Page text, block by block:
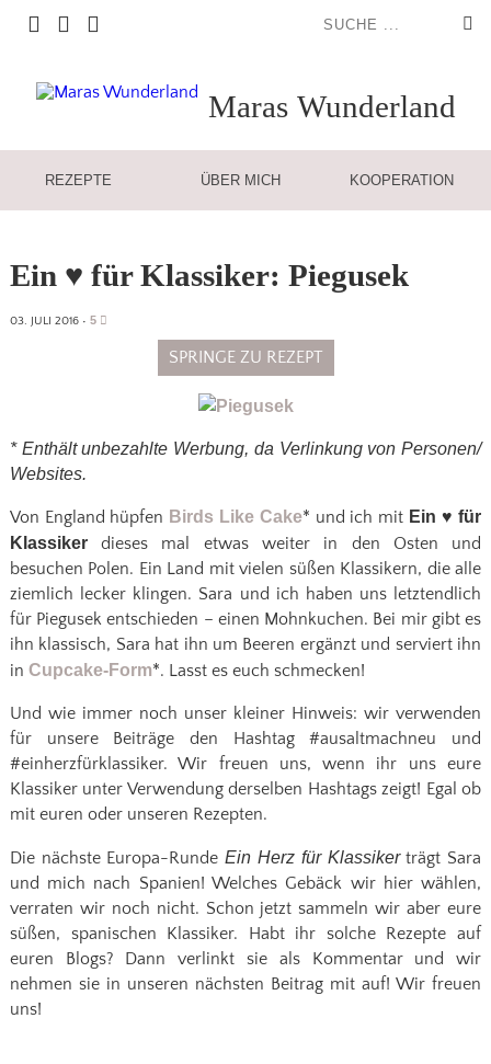
Maras Wunderland
REZEPTE ÜBER MICH KOOPERATION
Ein ♥ für Klassiker: Piegusek
03. JULI 2016• 5
SPRINGE ZU REZEPT
* Enthält unbezahlte Werbung, da Verlinkung von Personen/
Websites.
Von England hüpfen Birds Like Cake* und ich mit Ein ♥ für
Klassikerdieses mal etwas weiter in den Osten und
besuchen Polen. Ein Land mit vielen süßen Klassikern, die alle
ziemlich lecker klingen. Sara und ich haben uns letztendlich
für Piegusek entschieden – einen Mohnkuchen. Bei mir gibt es
ihn klassisch, Sara hat ihn um Beeren ergänzt und serviert ihn
in Cupcake-Form*. Lasst es euch schmecken!
Und wie immer noch unser kleiner Hinweis: wir verwenden
für unsere Beiträge den Hashtag #ausaltmachneu und
#einherzfürklassiker. Wir freuen uns, wenn ihr uns eure
Klassiker unter Verwendung derselben Hashtags zeigt! Egal ob
mit euren oder unseren Rezepten.
Die nächste Europa-RundeEin Herz für Klassikerträgt Sara
und mich nach Spanien! Welches Gebäck wir hier wählen,
verraten wir noch nicht. Schon jetzt sammeln wir aber eure
süßen, spanischen Klassiker. Habt ihr solche Rezepte auf
euren Blogs? Dann verlinkt sie als Kommentar und wir
nehmen sie in unseren nächsten Beitrag mit auf! Wir freuen
uns!